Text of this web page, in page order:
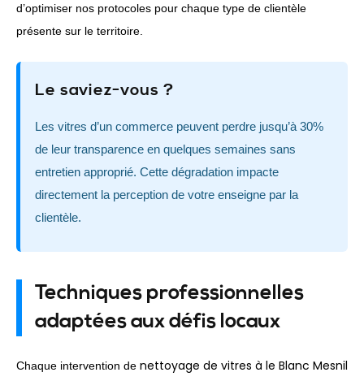
d’optimiser nos protocoles pour chaque type de clientèle
présente sur le territoire.
Le saviez-vous ?
Les vitres d’un commerce peuvent perdre jusqu’à 30%
de leur transparence en quelques semaines sans
entretien approprié. Cette dégradation impacte
directement la perception de votre enseigne par la
clientèle.
Techniques professionnelles
adaptées aux défis locaux
Chaque intervention de nettoyage de vitres à le Blanc Mesnil